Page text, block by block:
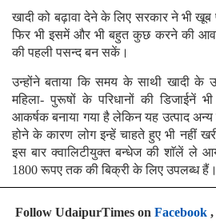
खादी को बढ़ावा देने के लिए सरकार ने भी
फिर भी इसमें और भी बहुत कुछ करने की
की पहली पसन्द बन सकें।
उन्होंने बताया कि समय के साथी खादी के
महिला- पुरूषों के परिधानों की डिजाईनें
आकर्षक बनाया गया है लेकिन यह उत्पाद
होने के कारण लोग इन्हें चाहते हुए भी नहीं
इस बार क्वालिटीयुक्त बन्धेज की शाॅलें ले
1800 रूपए तक की बिक्री के लिए उपलब्ध हैं।
Follow UdaipurTimes on Facebook,